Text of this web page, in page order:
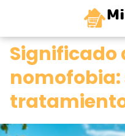
Significado